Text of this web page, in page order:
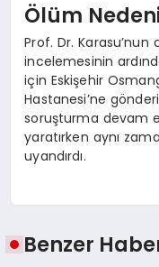
Ölüm
Prof. Dr. Karasu’nun
incelemesinin
için Eskişehir
Hastanesi’ne
soruşturma devam
yaratırken aynı
uyandırdı.
Benzer